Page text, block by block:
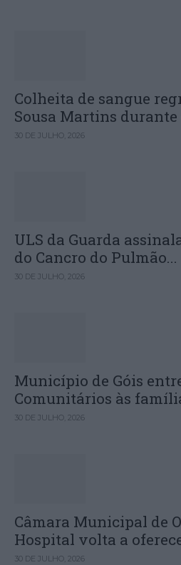
Colheita de sangue
Sousa Martins durante
30 DE JULHO, 2026
ULS da Guarda
do Cancro do Pulmão...
30 DE JULHO, 2026
Município de Góis
Comunitários às
30 DE JULHO, 2026
Câmara Municipal de
Hospital volta a
30 DE JULHO, 2026